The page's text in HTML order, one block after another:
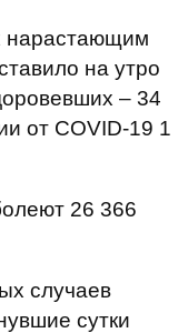
нарастающим
на утро
– 34
от COVID-19 1
26 366
случаев
сутки